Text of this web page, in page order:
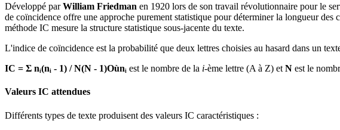
Développé parWilliam Friedman en 1920 lors de son travail révolutionnaire pour le
de coïncidence offre une approche purement statistique pour déterminer la longueur
méthode IC mesure la structure statistique sous-jacente du texte.
L'indice de coïncidence est la probabilité que deux lettres choisies au hasard dans un
IC = Σ nᵢ(nᵢ - 1) / N(N - 1)Oùnᵢ est le nombre de la i-ème lettre (A à Z) et N est le
Valeurs IC attendues
Différents types de texte produisent des valeurs IC caractéristiques :